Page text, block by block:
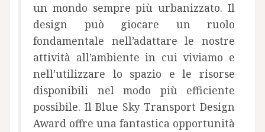
un mondo sempre più urbanizzato. Il
design può giocare un ruolo
fondamentale nell’adattare le nostre
attività all’ambiente in cui viviamo e
nell’utilizzare lo spazio e le risorse
disponibili nel modo più efficiente
possibile. Il Blue Sky Transport Design
Award offre una fantastica opportunità